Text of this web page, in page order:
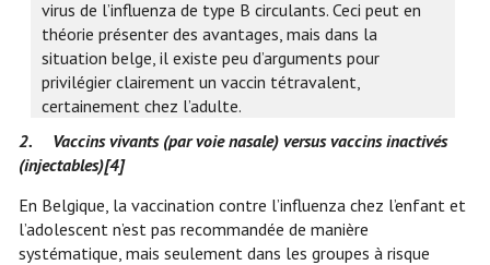
virus de l’influenza de type B circulants. Ceci peut en
théorie présenter des avantages, mais dans la
situation belge, il existe peu d’arguments pour
privilégier clairement un vaccin tétravalent,
certainement chez l’adulte.
2. Vaccins vivants (par voie nasale) versus vaccins inactivés
(injectables)[4]
En Belgique, la vaccination contre l’influenza chez l’enfant et
l’adolescent n’est pas recommandée de manière
systématique, mais seulement dans les groupes à risque